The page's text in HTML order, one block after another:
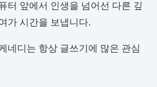
터 앞에서 인생을 넘어선 다른 깊
가 시간을 보냅니다.
네디는 항상 글쓰기에 많은 관심